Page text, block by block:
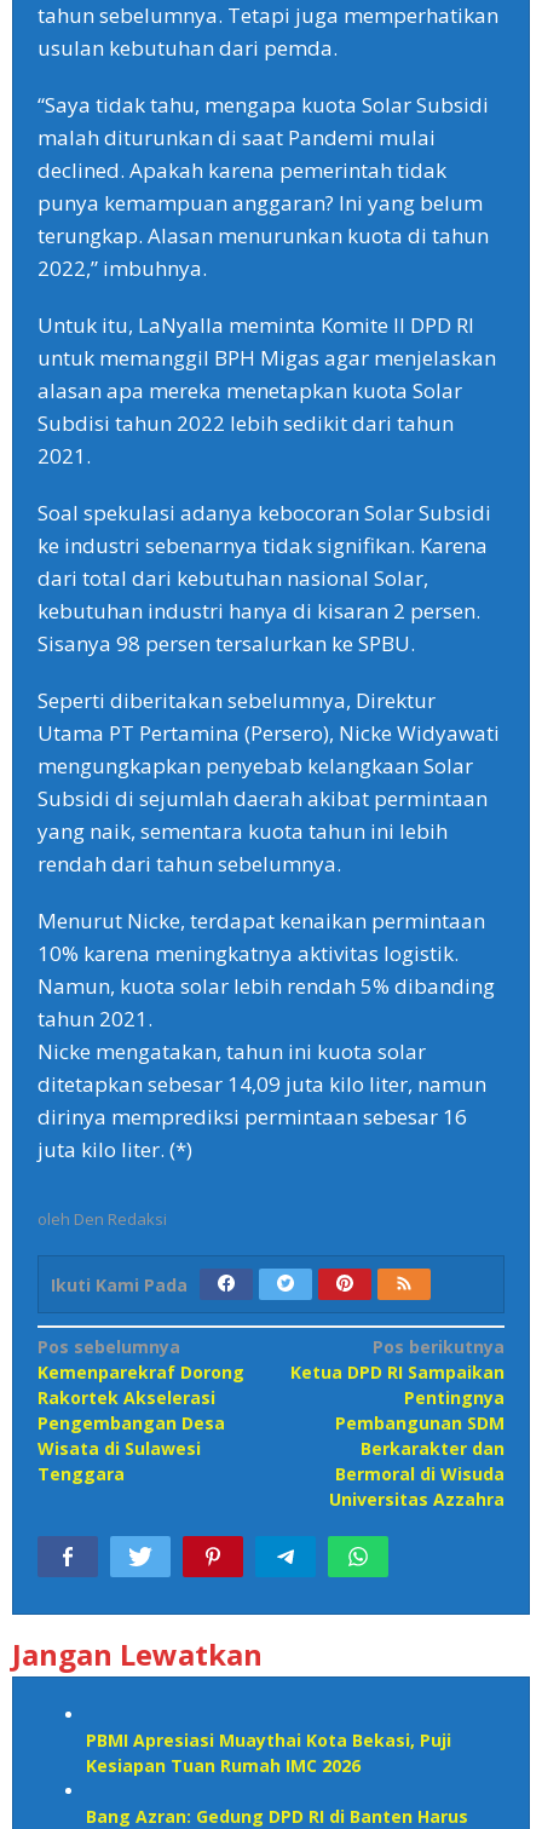
tahun sebelumnya. Tetapi juga memperhatikan
usulan kebutuhan dari pemda.
“Saya tidak tahu, mengapa kuota Solar Subsidi
malah diturunkan di saat Pandemi mulai
declined. Apakah karena pemerintah tidak
punya kemampuan anggaran? Ini yang belum
terungkap. Alasan menurunkan kuota di tahun
2022,” imbuhnya.
Untuk itu, LaNyalla meminta Komite II DPD RI
untuk memanggil BPH Migas agar menjelaskan
alasan apa mereka menetapkan kuota Solar
Subdisi tahun 2022 lebih sedikit dari tahun
2021.
Soal spekulasi adanya kebocoran Solar Subsidi
ke industri sebenarnya tidak signifikan. Karena
dari total dari kebutuhan nasional Solar,
kebutuhan industri hanya di kisaran 2 persen.
Sisanya 98 persen tersalurkan ke SPBU.
Seperti diberitakan sebelumnya, Direktur
Utama PT Pertamina (Persero), Nicke Widyawati
mengungkapkan penyebab kelangkaan Solar
Subsidi di sejumlah daerah akibat permintaan
yang naik, sementara kuota tahun ini lebih
rendah dari tahun sebelumnya.
Menurut Nicke, terdapat kenaikan permintaan
10% karena meningkatnya aktivitas logistik.
Namun, kuota solar lebih rendah 5% dibanding
tahun 2021.
Nicke mengatakan, tahun ini kuota solar
ditetapkan sebesar 14,09 juta kilo liter, namun
dirinya memprediksi permintaan sebesar 16
juta kilo liter. (*)
oleh Den Redaksi
Ikuti Kami Pada
Navigasi
pos
Pos sebelumnya
Kemenparekraf Dorong
Rakortek Akselerasi
Pengembangan Desa
Wisata di Sulawesi
Tenggara
Pos berikutnya
Ketua DPD RI Sampaikan
Pentingnya
Pembangunan SDM
Berkarakter dan
Bermoral di Wisuda
Universitas Azzahra
Jangan Lewatkan
PBMI Apresiasi Muaythai Kota Bekasi, Puji
Kesiapan Tuan Rumah IMC 2026
Bang Azran: Gedung DPD RI di Banten Harus